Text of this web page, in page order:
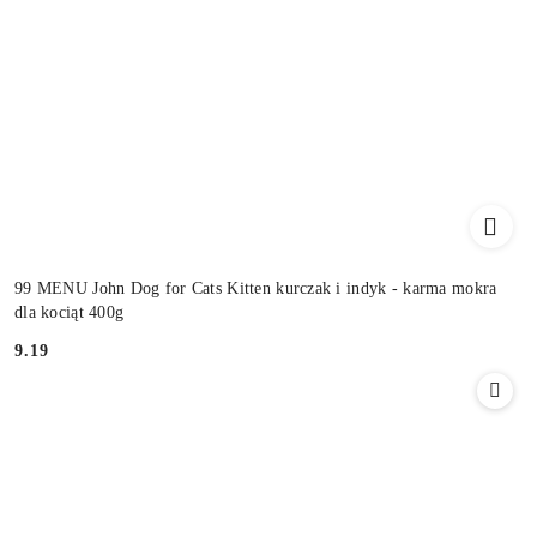
99 MENU John Dog for Cats Kitten kurczak i indyk - karma mokra
dla kociąt 400g
Cena:
9.19